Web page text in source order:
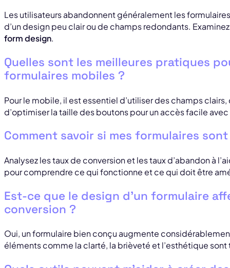
Les utilisateurs abandonnent généralement les
d’un design peu clair ou de champs redondants.
form design.
Quelles sont les meilleures pratiques
formulaires mobiles ?
Pour le mobile, il est essentiel d’utiliser des champs
d’optimiser la taille des boutons pour un accès facile
Comment savoir si mes formulaires
Analysez les taux de conversion et les taux d’abandon à
pour comprendre ce qui fonctionne et ce qui doit être
Est-ce que le design d’un formulaire
conversion ?
Oui, un formulaire bien conçu augmente
éléments comme la clarté, la brièveté et l’esthétique